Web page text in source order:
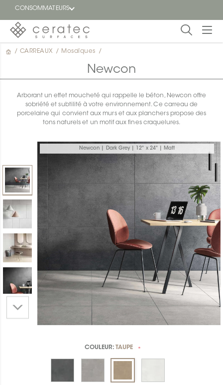
CONSOMMATEURS
En
Trouver
un
/ CARREAUX / Mosaïques /
Newcon
Arborant un effet moucheté qui rappelle le béton, Newcon offre
sobriété et subtilité à votre environnement. Ce carreau de
porcelaine qui convient aux murs et aux planchers propose des
tons naturels et un motif aux fines craquelures.
Newcon | Dark Grey | 12" x 24" | Matt
COULEUR:TAUPE *